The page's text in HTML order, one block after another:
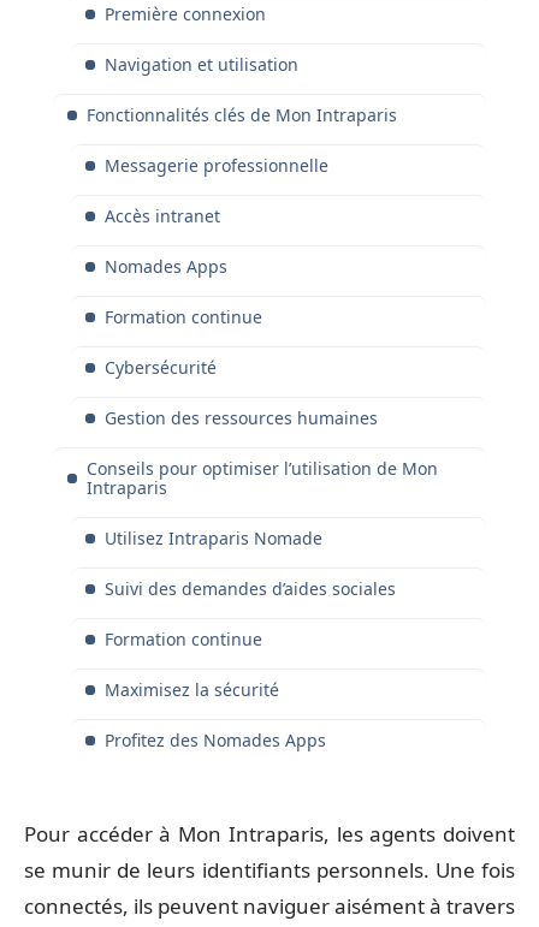
Première connexion
Navigation et utilisation
Fonctionnalités clés de Mon Intraparis
Messagerie professionnelle
Accès intranet
Nomades Apps
Formation continue
Cybersécurité
Gestion des ressources humaines
Conseils pour optimiser l’utilisation de Mon
Intraparis
Utilisez Intraparis Nomade
Suivi des demandes d’aides sociales
Formation continue
Maximisez la sécurité
Profitez des Nomades Apps
Pour accéder à Mon Intraparis, les agents doivent
se munir de leurs identifiants personnels. Une fois
connectés, ils peuvent naviguer aisément à travers